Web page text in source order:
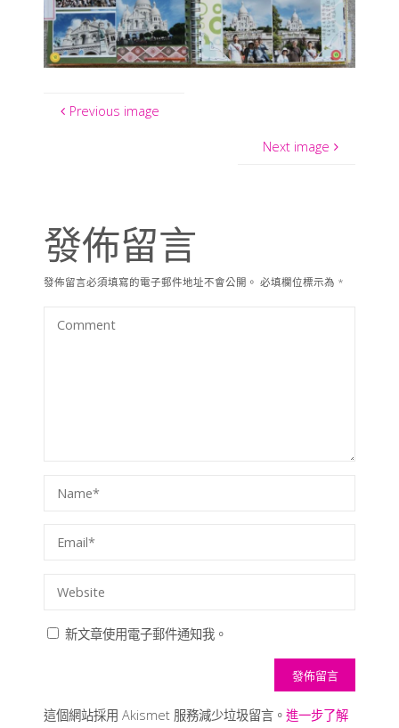
Previous image
Next image
發佈留言
發佈留言必須填寫的電子郵件地址不會公開。 必填欄位標示為 *
新文章使用電子郵件通知我。
這個網站採用 Akismet 服務減少垃圾留言。 進一步了解